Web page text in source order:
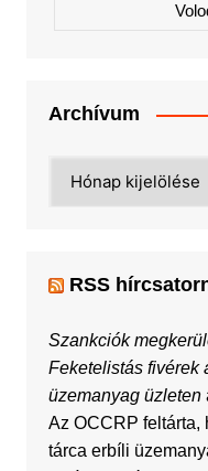
Archívum
RSS
Szankciók
Feketelistás fivérek
üzemanyag üzleten
Az OCCRP feltárta,
tárca erbíli